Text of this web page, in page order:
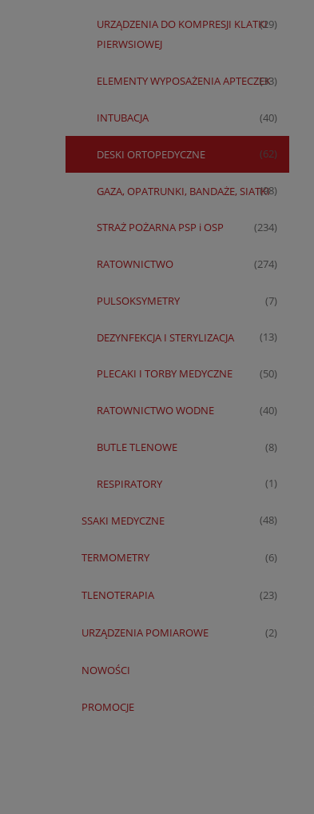
URZĄDZENIA DO KOMPRESJI KLATKI
PIERWSIOWEJ
(29)
ELEMENTY WYPOSAŻENIA APTECZEK
(33)
INTUBACJA (40)
DESKI ORTOPEDYCZNE (62)
GAZA, OPATRUNKI, BANDAŻE, SIATKI
(98)
STRAŻ POŻARNA PSP i OSP (234)
RATOWNICTWO (274)
PULSOKSYMETRY (7)
DEZYNFEKCJA I STERYLIZACJA (13)
PLECAKI I TORBY MEDYCZNE (50)
RATOWNICTWO WODNE (40)
BUTLE TLENOWE (8)
RESPIRATORY (1)
SSAKI MEDYCZNE (48)
TERMOMETRY (6)
TLENOTERAPIA (23)
URZĄDZENIA POMIAROWE (2)
NOWOŚCI
PROMOCJE